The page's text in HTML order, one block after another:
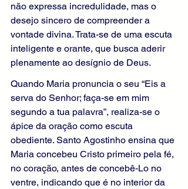
não expressa incredulidade, mas o
desejo sincero de compreender a
vontade divina. Trata-se de uma escuta
inteligente e orante, que busca aderir
plenamente ao desígnio de Deus.
Quando Maria pronuncia o seu “Eis a
serva do Senhor; faça-se em mim
segundo a tua palavra”, realiza-se o
ápice da oração como escuta
obediente. Santo Agostinho ensina que
Maria concebeu Cristo primeiro pela fé,
no coração, antes de concebê-Lo no
ventre, indicando que é no interior da